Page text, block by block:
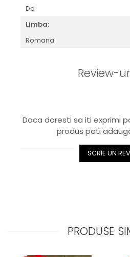
Da
Limba:
Romana
Review-
Daca doresti sa iti exprimi
produs poti
SCRIE UN
PRODUSE